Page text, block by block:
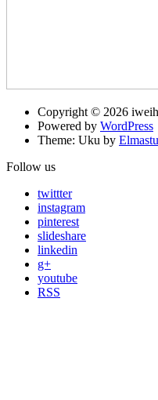
Copyright © 2026
Powered by WordPress
Theme: Uku by
Follow us
twittter
instagram
pinterest
slideshare
linkedin
g+
youtube
RSS